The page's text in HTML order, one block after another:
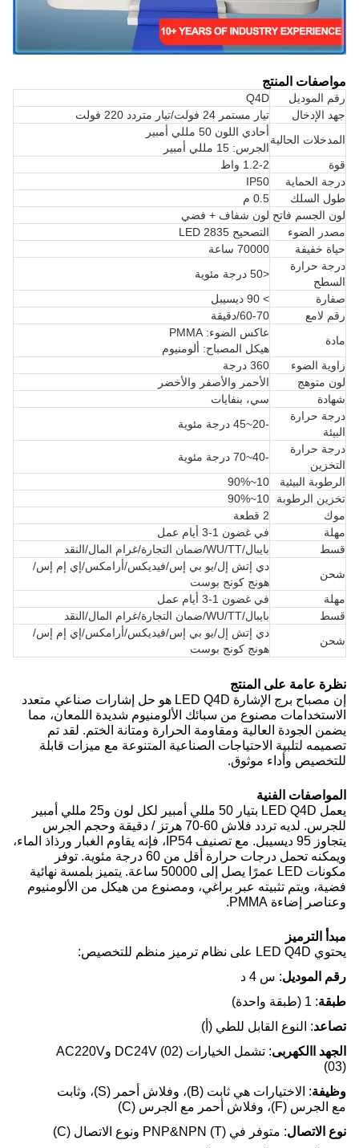
مواصفات المنتج
رقم الموديل
Q4D
جهد الإدخال
تيار مستمر 24 فولت/تيار متردد 220 فولت
المدخلات الحالية
أحادي اللون 50 مللي أمبير
الجرس: 15 مللي أمبير
قوة
1.2-2 واط
درجة الحماية
IP50
طول السلك
0.5 م
لون الجسم فاتح لون شفاف + فضي
مصدر الضوء
التصحيح 2835 LED
حياة خفيفة
70000 ساعة
درجة حرارة
السطح
<50 درجة مئوية
صفارة
> 90 ديسيبل
رقم لامع
60-70/دقيقة
مادة
عاكس الضوء: PMMA
هيكل المصباح: ألومنيوم
زاوية الضوء
360 درجة
لون متوهج
الأحمر والأصفر والأخضر
شهادة
سي، بنفايات
درجة حرارة
البيئة
-20~45 درجة مئوية
درجة حرارة
التخزين
-40~70 درجة مئوية
الرطوبة البيئية
10~90%
تخزين الرطوبة
10~90%
موك
2 قطعة
مهلة
في غضون 1-3 أيام عمل
قسط
بايبال/WU/TT/ضمان التجارة/غرام المال/النقد
شحن
دي إتش إل/يو بي إس/فيديكس/أرامكس/إي إم إس/
هونج كونج بوست
مهلة
في غضون 1-3 أيام عمل
قسط
بايبال/WU/TT/ضمان التجارة/غرام المال/النقد
شحن
دي إتش إل/يو بي إس/فيديكس/أرامكس/إي إم إس/
هونج كونج بوست
نظرة عامة على المنتج
إن مصباح برج الإشارة LED Q4D هو حل إشارات صناعي متعدد
الاستخدامات مصنوع من سبائك الألومنيوم شديدة اللمعان، مما
يضمن الجودة العالية ومقاومة الحرارة ومتانة الختم. لقد تم
تصميمه لتلبية الاحتياجات الصناعية المتنوعة مع ميزات قابلة
للتخصيص وأداء موثوق.
المواصفات الفنية
يعمل LED Q4D بتيار 50 مللي أمبير لكل لون و25 مللي أمبير
للجرس. لديه تردد فلاش 60-70 هرتز / دقيقة وحجم الجرس
يتجاوز 95 ديسيبل. مع تصنيف IP54، فإنه يقاوم الغبار ورذاذ الماء،
ويمكنه تحمل درجات حرارة أقل من 60 درجة مئوية. توفر
مكونات LED عمرًا يصل إلى 50000 ساعة. يتميز بلمسة نهائية
فضية، ويتم تثبيته عبر براغي، ومصنوع من هيكل من الألومنيوم
وعناصر إضاءة PMMA.
مبدأ الترميز
يحتوي LED Q4D على نظام ترميز منظم للتخصيص:
رقم الموديل: س 4 د
طبقة: 1 (طبقة واحدة)
تصاعد: النوع القابل للطي (أ)
الجهد االكهربى
: تشمل الخيارات DC24V (02) وAC220V
(03)
وظيفة
: الاختيارات هي ثابت (B)، وفلاش أحمر (S)، وثابت
مع الجرس (F)، وفلاش أحمر مع الجرس (C)
نوع الاتصال: متوفر في PNP&NPN (T) ونوع الاتصال (C)